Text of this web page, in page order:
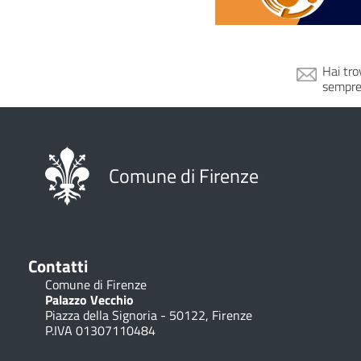
Teatro
22
Cinema
Di e
Hai
Comune di Firenze
Contatti
Comune di Firenze
Palazzo Vecchio
Piazza della Signoria - 50122, Firenze
P.IVA 01307110484